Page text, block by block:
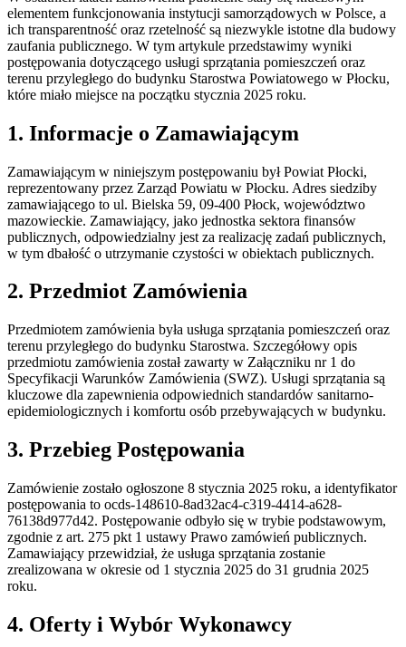
elementem funkcjonowania instytucji samorządowych w Polsce, a
ich transparentność oraz rzetelność są niezwykle istotne dla budowy
zaufania publicznego. W tym artykule przedstawimy wyniki
postępowania dotyczącego usługi sprzątania pomieszczeń oraz
terenu przyległego do budynku Starostwa Powiatowego w Płocku,
które miało miejsce na początku stycznia 2025 roku.
1. Informacje o Zamawiającym
Zamawiającym w niniejszym postępowaniu był Powiat Płocki,
reprezentowany przez Zarząd Powiatu w Płocku. Adres siedziby
zamawiającego to ul. Bielska 59, 09-400 Płock, województwo
mazowieckie. Zamawiający, jako jednostka sektora finansów
publicznych, odpowiedzialny jest za realizację zadań publicznych,
w tym dbałość o utrzymanie czystości w obiektach publicznych.
2. Przedmiot Zamówienia
Przedmiotem zamówienia była usługa sprzątania pomieszczeń oraz
terenu przyległego do budynku Starostwa. Szczegółowy opis
przedmiotu zamówienia został zawarty w Załączniku nr 1 do
Specyfikacji Warunków Zamówienia (SWZ). Usługi sprzątania są
kluczowe dla zapewnienia odpowiednich standardów sanitarno-
epidemiologicznych i komfortu osób przebywających w budynku.
3. Przebieg Postępowania
Zamówienie zostało ogłoszone 8 stycznia 2025 roku, a identyfikator
postępowania to ocds-148610-8ad32ac4-c319-4414-a628-
76138d977d42. Postępowanie odbyło się w trybie podstawowym,
zgodnie z art. 275 pkt 1 ustawy Prawo zamówień publicznych.
Zamawiający przewidział, że usługa sprzątania zostanie
zrealizowana w okresie od 1 stycznia 2025 do 31 grudnia 2025
roku.
4. Oferty i Wybór Wykonawcy